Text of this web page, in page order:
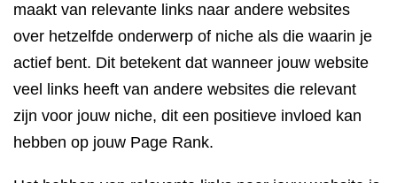
maakt van relevante links naar andere websites
over hetzelfde onderwerp of niche als die waarin je
actief bent. Dit betekent dat wanneer jouw website
veel links heeft van andere websites die relevant
zijn voor jouw niche, dit een positieve invloed kan
hebben op jouw Page Rank.